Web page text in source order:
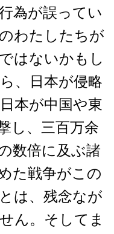
為が誤ってい
わたしたちが
はないかもし
、日本が侵略
本が中国や東
し、三百万余
数倍に及ぶ諸
た戦争がこの
は、残念なが
ん。そしてま